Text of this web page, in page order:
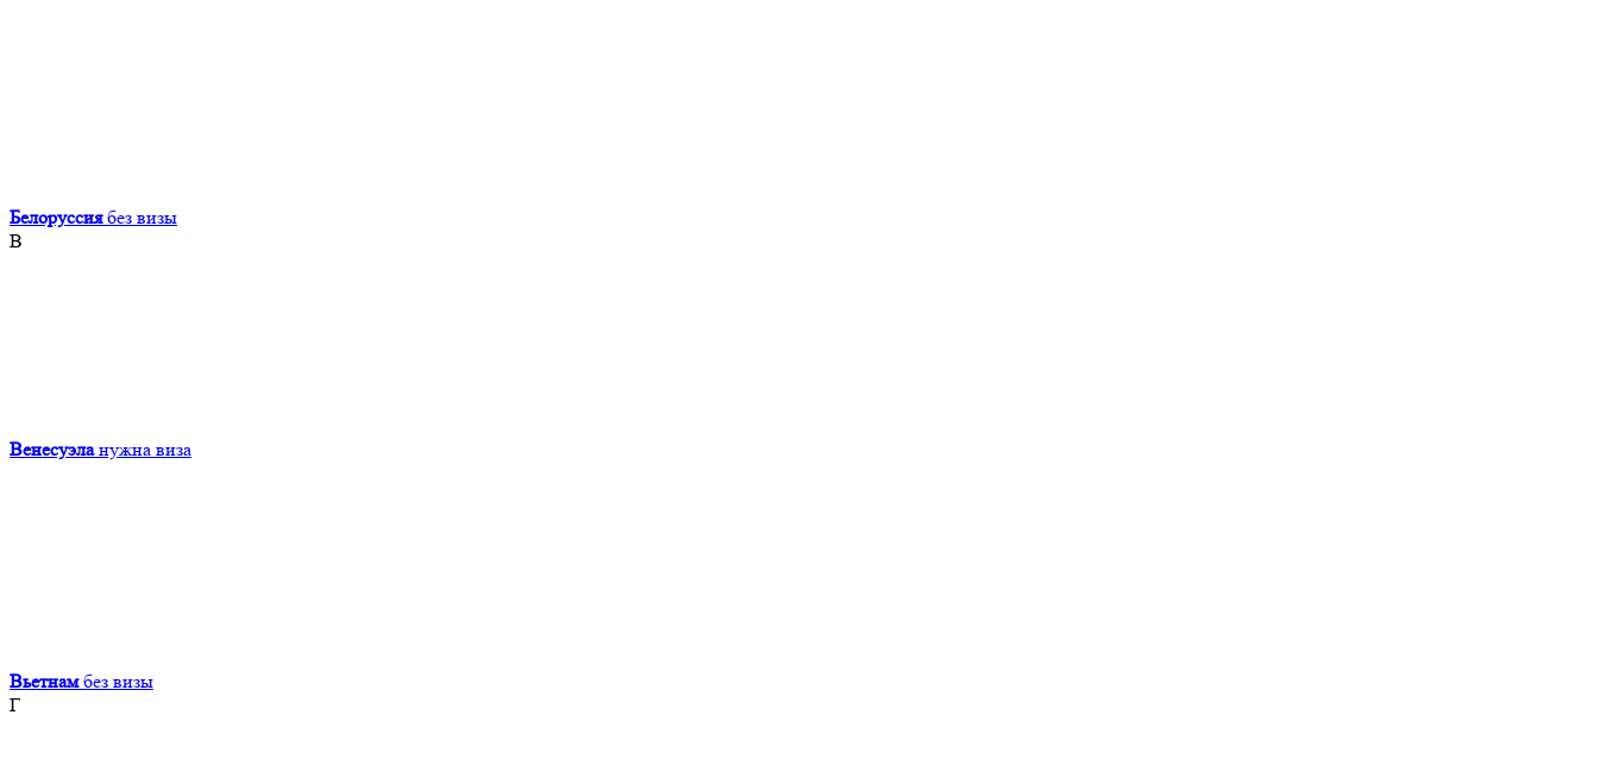
Белоруссия без визы
В
Венесуэла нужна виза
Вьетнам без визы
Г